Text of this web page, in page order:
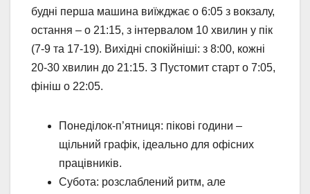
будні перша машина виїжджає о 6:05 з вокзалу,
остання – о 21:15, з інтервалом 10 хвилин у пік
(7-9 та 17-19). Вихідні спокійніші: з 8:00, кожні
20-30 хвилин до 21:15. З Пустомит старт о 7:05,
фініш о 22:05.
Понеділок-п’ятниця: пікові години –
щільний графік, ідеально для офісних
працівників.
Субота: розслаблений ритм, але